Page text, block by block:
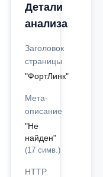
Детали
анализа
Заголовок
страницы
"ФортЛинк"
Мета-
описание
"Не
найден"
(17 симв.)
HTTP